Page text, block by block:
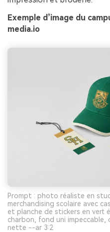
Exemple d’image du
media.io
Prompt : photo réaliste en
merchandising scolaire avec
et planche de stickers en vert
charbon, fond uni impeccable,
nette --ar 3:2